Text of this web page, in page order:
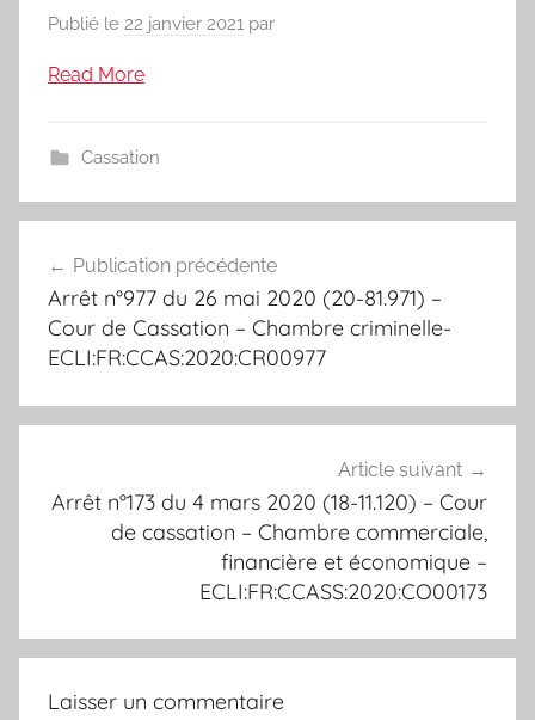
Publié le 22 janvier 2021 par
Read More
Cassation
de
l’article
Publication précédente
Arrêt n°977 du 26 mai 2020 (20-81.971) –
Cour de Cassation – Chambre criminelle-
ECLI:FR:CCAS:2020:CR00977
Article suivant
Arrêt n°173 du 4 mars 2020 (18-11.120) – Cour
de cassation – Chambre commerciale,
financière et économique –
ECLI:FR:CCASS:2020:CO00173
Laisser un commentaire